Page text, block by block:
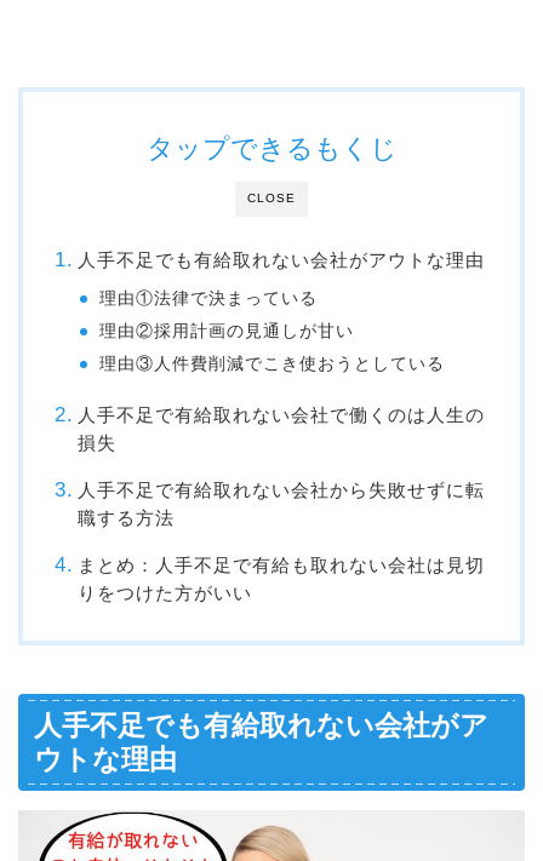
CLOSE
タップできるもくじ
人手不足でも有給取れない会社がアウトな理由
理由①法律で決まっている
理由②採用計画の見通しが甘い
理由③人件費削減でこき使おうとしている
人手不足で有給取れない会社で働くのは人生の
損失
人手不足で有給取れない会社から失敗せずに転
職する方法
まとめ：人手不足で有給も取れない会社は見切
りをつけた方がいい
人手不足でも有給取れない会社がア
ウトな理由